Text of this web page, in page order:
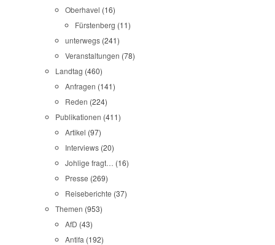
Oberhavel (16)
Fürstenberg (11)
unterwegs (241)
Veranstaltungen (78)
Landtag (460)
Anfragen (141)
Reden (224)
Publikationen (411)
Artikel (97)
Interviews (20)
Johlige fragt… (16)
Presse (269)
Reiseberichte (37)
Themen (953)
AfD (43)
Antifa (192)